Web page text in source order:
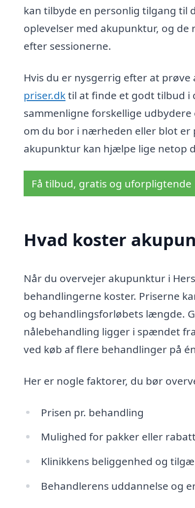
kan tilbyde en personlig tilgang til
oplevelser med akupunktur, og
efter sessionerne.
Hvis du er nysgerrig efter at
priser.dktil at finde et godt tilbud i
sammenligne forskellige
om du bor i nærheden eller blot er
akupunktur kan hjælpe lige netop
Få tilbud, gratis og uforpligtende
Hvad koster
Når du overvejer akupunktur i
behandlingerne koster. Priserne
og behandlingsforløbets længde.
nålebehandling ligger i spændet
ved køb af flere behandlinger på
Her er nogle faktorer, du bør
Prisen pr. behandling
Mulighed for pakker eller
Klinikkens beliggenhed og
Behandlerens uddannelse og